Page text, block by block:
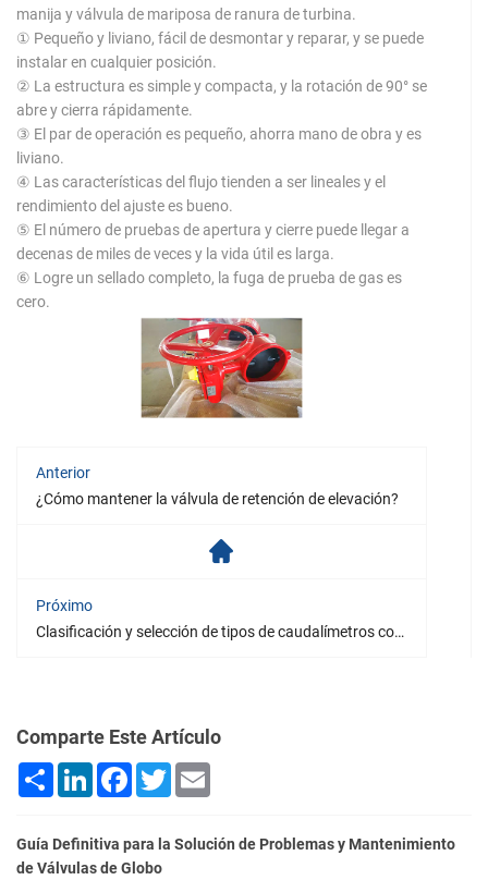
manija y válvula de mariposa de ranura de turbina.
① Pequeño y liviano, fácil de desmontar y reparar, y se puede
instalar en cualquier posición.
② La estructura es simple y compacta, y la rotación de 90° se
abre y cierra rápidamente.
③ El par de operación es pequeño, ahorra mano de obra y es
liviano.
④ Las características del flujo tienden a ser lineales y el
rendimiento del ajuste es bueno.
⑤ El número de pruebas de apertura y cierre puede llegar a
decenas de miles de veces y la vida útil es larga.
⑥ Logre un sellado completo, la fuga de prueba de gas es
cero.
Anterior
¿Cómo mantener la válvula de retención de elevación?
Próximo
Clasificación y selección de tipos de caudalímetros comunes en campos de petróleo y gas
Comparte Este Artículo
ShareLinkedInFacebook
Twitter
Guía Definitiva para la Solución de Problemas y Mantenimiento
de Válvulas de Globo